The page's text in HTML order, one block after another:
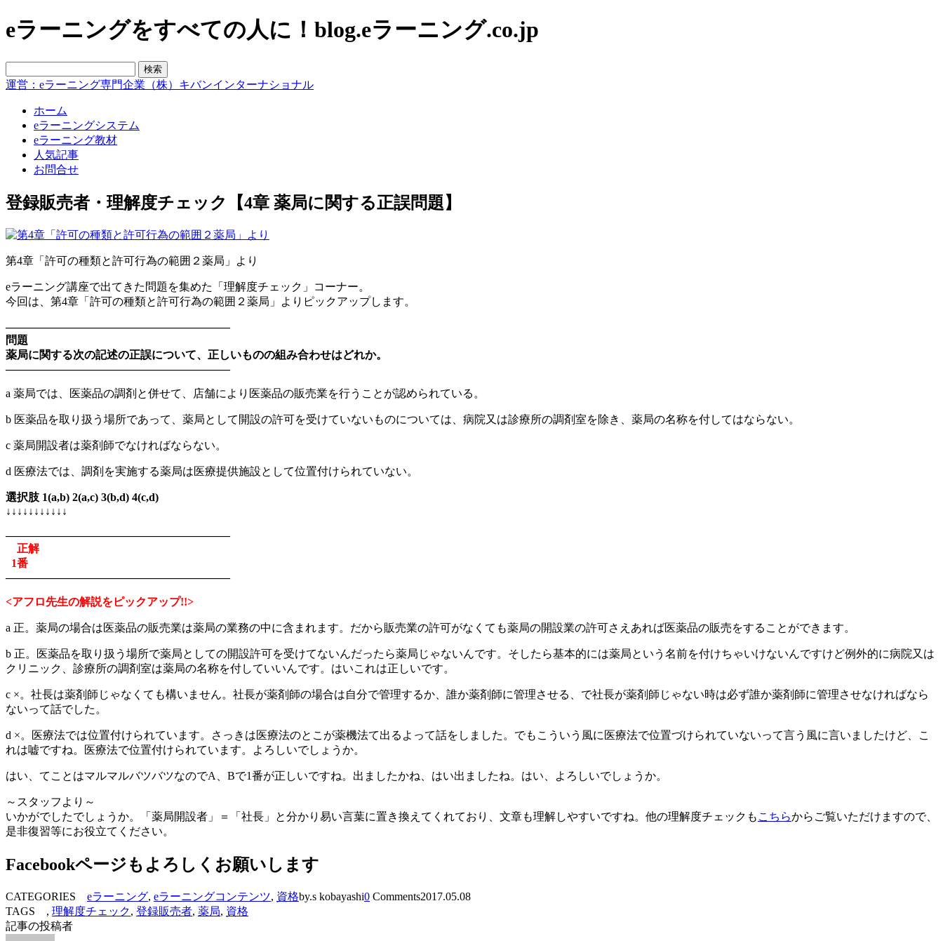
eラーニングをすべての人に！blog.eラーニング.co.jp
運営：eラーニング専門企業（株）キバンインターナショナル
ホーム
eラーニングシステム
eラーニング教材
人気記事
お問合せ
登録販売者・理解度チェック【4章 薬局に関する正誤問題】
第4章「許可の種類と許可行為の範囲２薬局」より
eラーニング講座で出てきた問題を集めた「理解度チェック」コーナー。
今回は、第4章「許可の種類と許可行為の範囲２薬局」よりピックアップします。
————————————————————
問題
薬局に関する次の記述の正誤について、正しいものの組み合わせはどれか。
————————————————————
a 薬局では、医薬品の調剤と併せて、店舗により医薬品の販売業を行うことが認められている。
b 医薬品を取り扱う場所であって、薬局として開設の許可を受けていないものについては、病院又は診療所の調剤室を除き、薬局の名称を付してはならない。
c 薬局開設者は薬剤師でなければならない。
d 医療法では、調剤を実施する薬局は医療提供施設として位置付けられていない。
選択肢 1(a,b) 2(a,c) 3(b,d) 4(c,d)
↓↓↓↓↓↓↓↓↓↓↓
————————————————————
正解
1番
————————————————————
<アフロ先生の解説をピックアップ!!>
a 正。薬局の場合は医薬品の販売業は薬局の業務の中に含まれます。だから販売業の許可がなくても薬局の開設業の許可さえあれば医薬品の販売をすることができます。
b 正。医薬品を取り扱う場所で薬局としての開設許可を受けてないんだったら薬局じゃないんです。そしたら基本的には薬局という名前を付けちゃいけないんですけど例外的に病院又は
クリニック、診療所の調剤室は薬局の名称を付していいんです。はいこれは正しいです。
c ×。社長は薬剤師じゃなくても構いません。社長が薬剤師の場合は自分で管理するか、誰か薬剤師に管理させる、で社長が薬剤師じゃない時は必ず誰か薬剤師に管理させなければなら
ないって話でした。
d ×。医療法では位置付けられています。さっきは医療法のとこが薬機法て出るよって話をしました。でもこういう風に医療法で位置づけられていないって言う風に言いましたけど、こ
れは嘘ですね。医療法で位置付けられています。よろしいでしょうか。
はい、てことはマルマルバツバツなのでA、Bで1番が正しいですね。出ましたかね、はい出ましたね。はい、よろしいでしょうか。
～スタッフより～
いかがでしたでしょうか。「薬局開設者」＝「社長」と分かり易い言葉に置き換えてくれており、文章も理解しやすいですね。他の理解度チェックも こちらからご覧いただけますので、
是非復習等にお役立てください。
Facebookページもよろしくお願いします
CATEGORIES eラーニング, eラーニングコンテンツ, 資格by.s kobayashi0 Comments2017.05.08
TAGS , 理解度チェック, 登録販売者, 薬局, 資格
記事の投稿者